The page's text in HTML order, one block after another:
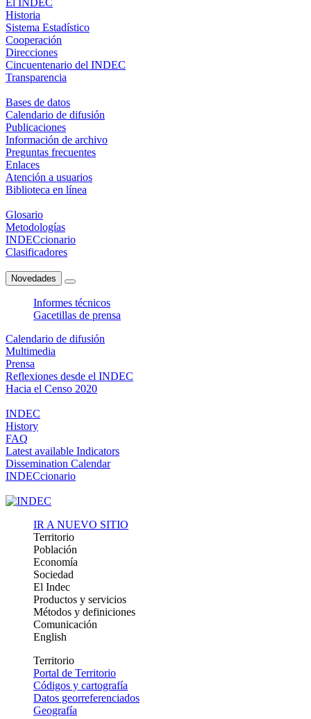
El INDEC
Historia
Sistema Estadístico
Cooperación
Direcciones
Cincuentenario del INDEC
Transparencia
Bases de datos
Calendario de difusión
Publicaciones
Información de archivo
Preguntas frecuentes
Enlaces
Atención a usuarios
Biblioteca en línea
Glosario
Metodologías
INDECcionario
Clasificadores
Novedades
Informes técnicos
Gacetillas de prensa
Calendario de difusión
Multimedia
Prensa
Reflexiones desde el INDEC
Hacia el Censo 2020
INDEC
History
FAQ
Latest available Indicators
Dissemination Calendar
INDECcionario
IR A NUEVO SITIO
Territorio
Población
Economía
Sociedad
El Indec
Productos y servicios
Métodos y definiciones
Comunicación
English
Territorio
Portal de Territorio
Códigos y cartografía
Datos georreferenciados
Geografía